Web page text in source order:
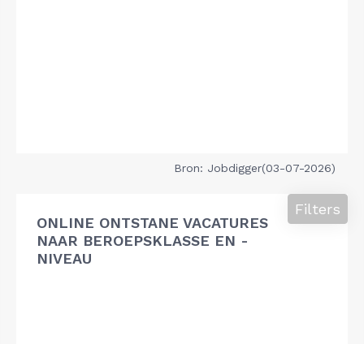
Bron: Jobdigger(03-07-2026)
ONLINE ONTSTANE VACATURES
NAAR BEROEPSKLASSE EN -
NIVEAU
Filters